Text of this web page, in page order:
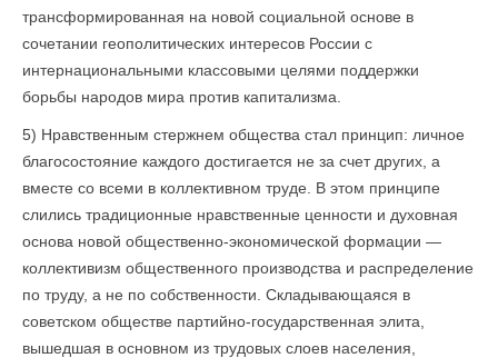
трансформированная на новой социальной основе в
сочетании геополитических интересов России с
интернациональными классовыми целями поддержки
борьбы народов мира против капитализма.
5) Нравственным стержнем общества стал принцип: личное
благосостояние каждого достигается не за счет других, а
вместе со всеми в коллективном труде. В этом принципе
слились традицион­ные нравственные ценности и духовная
основа новой общественно-экономической формации —
коллективизм общественного производства и распределение
по труду, а не по собственности. Складывающаяся в
советском обществе партийно-государственная элита,
вышедшая в основном из трудовых слоев населения,